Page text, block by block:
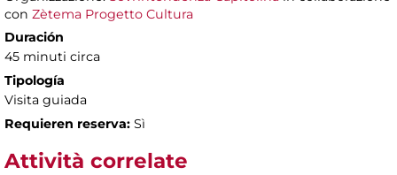
con Zètema Progetto Cultura
Duración
45 minuti circa
Tipología
Visita guiada
Requieren reserva: Sì
Attività correlate